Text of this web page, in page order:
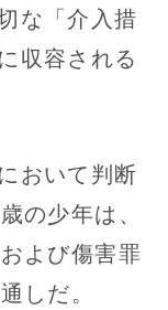
な「介入措
収容される
おいて判断
の少年は、
よび傷害罪
しだ。